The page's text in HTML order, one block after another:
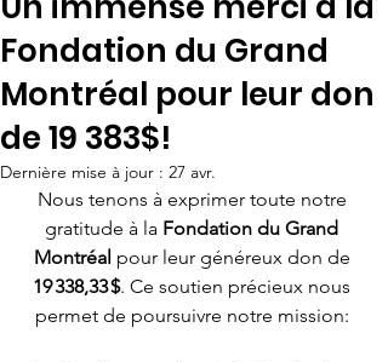
Fondation du Grand
Montréal pour leur don
de 19 383$!
Dernière mise à jour : 27 avr.
Nous tenons à exprimer toute notre
gratitude à la Fondation du Grand
Montréal pour leur généreux don de
19 338,33 $. Ce soutien précieux nous
permet de poursuivre notre mission: